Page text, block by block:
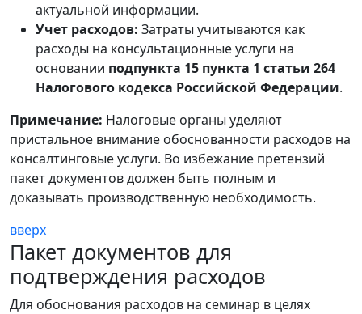
актуальной информации.
Учет расходов: Затраты учитываются как
расходы на консультационные услуги на
основании подпункта 15 пункта 1 статьи 264
Налогового кодекса Российской Федерации.
Примечание: Налоговые органы уделяют
пристальное внимание обоснованности расходов на
консалтинговые услуги. Во избежание претензий
пакет документов должен быть полным и
доказывать производственную необходимость.
вверх
Пакет документов для
подтверждения расходов
Для обоснования расходов на семинар в целях